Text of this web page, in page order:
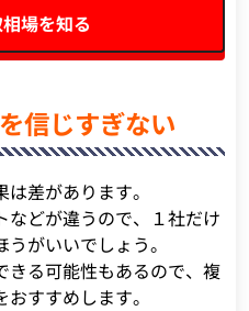
場を知る
信じすぎない
差があります。
などが違うので、１社だけ
がいいでしょう。
きる可能性もあるので、複
すすめします。